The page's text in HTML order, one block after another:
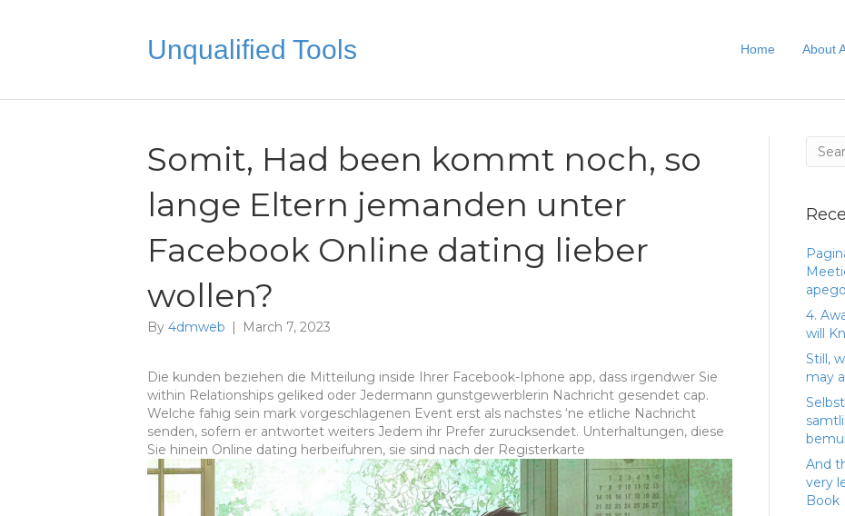
Unqualified Tools Home About
Somit, Had been kommt noch, so
lange Eltern jemanden unter
Facebook Online dating lieber
wollen?
By 4dmweb | March 7, 2023
Die kunden beziehen die Mitteilung inside Ihrer Facebook-Iphone app, dass irgendwer Sie
within Relationships geliked oder Jedermann gunstgewerblerin Nachricht gesendet cap.
Welche fahig sein mark vorgeschlagenen Event erst als nachstes ‘ne etliche Nachricht
senden, sofern er antwortet weiters Jedem ihr Prefer zurucksendet. Unterhaltungen, diese
Sie hinein Online dating herbeifuhren, sie sind nach der Registerkarte
4.
will
Still,
may
And
very
Book